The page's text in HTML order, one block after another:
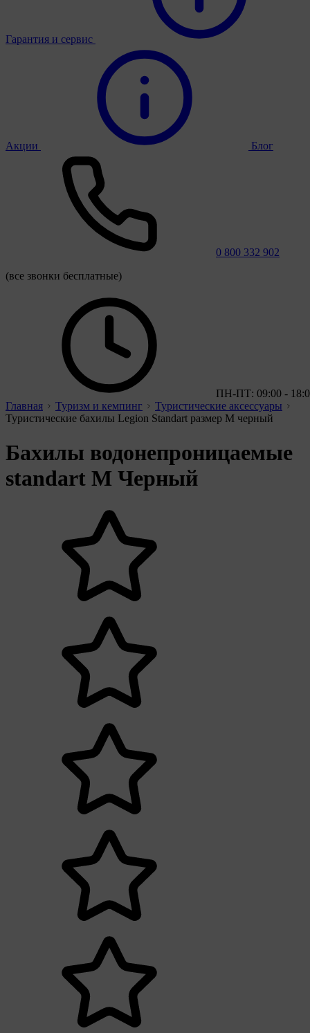
Гарантия и сервис
Акции Блог
0 800 332 902
(все звонки бесплатные)
ПН-ПТ: 09:00 -
Главная
Туризм и кемпинг
Туристические аксессуары
Туристические бахилы Legion Standart размер М черный
Бахилы водонепроницаемые
standart M Черный